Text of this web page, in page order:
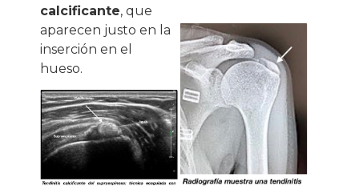
calcificante, que
aparecen justo en la
inserción en el
hueso.